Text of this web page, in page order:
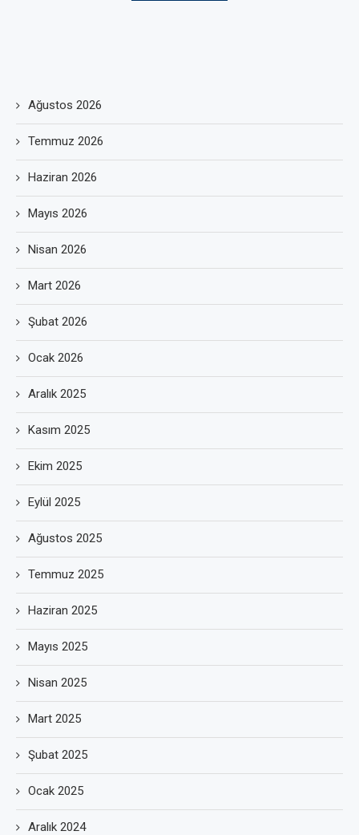
Ağustos 2026
Temmuz 2026
Haziran 2026
Mayıs 2026
Nisan 2026
Mart 2026
Şubat 2026
Ocak 2026
Aralık 2025
Kasım 2025
Ekim 2025
Eylül 2025
Ağustos 2025
Temmuz 2025
Haziran 2025
Mayıs 2025
Nisan 2025
Mart 2025
Şubat 2025
Ocak 2025
Aralık 2024